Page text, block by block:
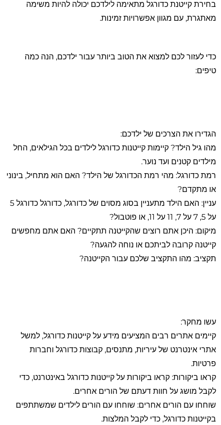
font_download סמן קישורים
הצהרת נגישות
בחירת קייטנת כדורגל מתאימה לילדכם יכולה להיות משימה
מאתגרת, עם מגוון אפשרויות זמינות.
כדי לעזור לכם למצוא את הטוב ביותר עבור ילדכם, הנה כמה
טיפים:
הגדירו את הצרכים של ילדכם:
מהו גיל הילד? קיימות קייטנות כדורגל לילדים בכל הגילאים, החל
מילדים קטנים ועד נוער.
רמת כדורגל: מהי רמת הכדורגל של הילד? האם הוא מתחיל, בינוני
או מתקדם?
עניין: האם הילד מתעניין בסוג מסוים של כדורגל, כדורגל כדורגל 5
על 5, 7 על 7, 11 על 11, או פוטבול?
מיקום: היכן אתם רוצים שהקייטנה תתקיים? האם אתם מחפשים
קייטנה קרובה לביתכם או נוחה להגעה?
תקציב: מהו התקציב שלכם עבור הקייטנה?
עשו מחקר:
קיימים אתרים רבים המציעים מידע על קייטנות כדורגל, למשל
אתרי אינטרנט של עיריות, מתנסים, קבוצות כדורגל וחברות
פרטיות.
קראו ביקורות: קראו ביקורות על קייטנות כדורגל באינטרנט, כדי
לקבל מושג על חוות דעתם של הורים אחרים.
שוחחו עם הורים אחרים: שוחחו עם הורים לילדים שמשתתפים
בקייטנות כדורגל, כדי לקבל המלצות.